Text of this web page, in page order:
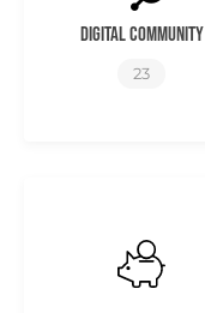
Digital Community
23